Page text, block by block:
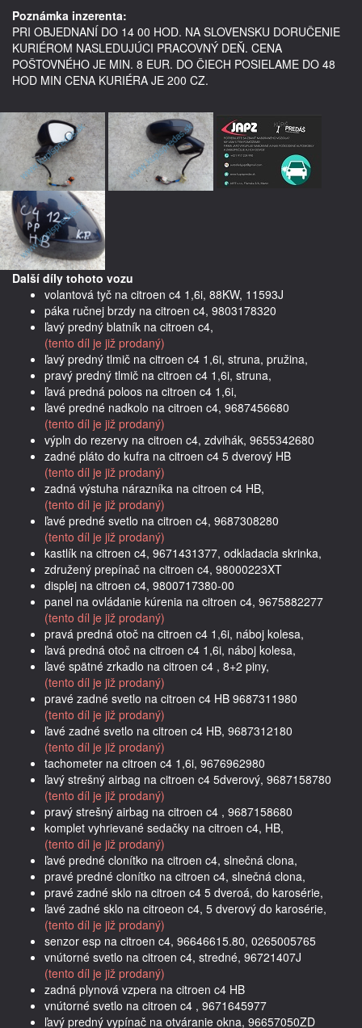
Poznámka inzerenta:
PRI OBJEDNANÍ DO 14 00 HOD. NA SLOVENSKU DORUČENIE
KURIÉROM NASLEDUJÚCI PRACOVNÝ DEŇ. CENA
POŠTOVNÉHO JE MIN. 8 EUR. DO ČIECH POSIELAME DO 48
HOD MIN CENA KURIÉRA JE 200 CZ.
Další díly tohoto vozu
volantová tyč na citroen c4 1,6i, 88KW, 11593J
páka ručnej brzdy na citroen c4, 9803178320
ľavý predný blatník na citroen c4,
(tento díl je již prodaný)
ľavý predný tlmič na citroen c4 1,6i, struna, pružina,
pravý predný tlmič na citroen c4 1,6i, struna,
ľavá predná poloos na citroen c4 1,6i,
ľavé predné nadkolo na citroen c4, 9687456680
(tento díl je již prodaný)
výpln do rezervy na citroen c4, zdvihák, 9655342680
zadné pláto do kufra na citroen c4 5 dverový HB
(tento díl je již prodaný)
zadná výstuha nárazníka na citroen c4 HB,
(tento díl je již prodaný)
ľavé predné svetlo na citroen c4, 9687308280
(tento díl je již prodaný)
kastlík na citroen c4, 9671431377, odkladacia skrinka,
združený prepínač na citroen c4, 98000223XT
displej na citroen c4, 9800717380-00
panel na ovládanie kúrenia na citroen c4, 9675882277
(tento díl je již prodaný)
pravá predná otoč na citroen c4 1,6i, náboj kolesa,
ľavá predná otoč na citroen c4 1,6i, náboj kolesa,
ľavé spätné zrkadlo na citroen c4 , 8+2 piny,
(tento díl je již prodaný)
pravé zadné svetlo na citroen c4 HB 9687311980
(tento díl je již prodaný)
ľavé zadné svetlo na citroen c4 HB, 9687312180
(tento díl je již prodaný)
tachometer na citroen c4 1,6i, 9676962980
ľavý strešný airbag na citroen c4 5dverový, 9687158780
(tento díl je již prodaný)
pravý strešný airbag na citroen c4 , 9687158680
komplet vyhrievané sedačky na citroen c4, HB,
(tento díl je již prodaný)
ľavé predné clonítko na citroen c4, slnečná clona,
pravé predné clonítko na citroen c4, slnečná clona,
pravé zadné sklo na citroen c4 5 dveroá, do karosérie,
ľavé zadné sklo na citroeon c4, 5 dverový do karosérie,
(tento díl je již prodaný)
senzor esp na citroen c4, 96646615.80, 0265005765
vnútorné svetlo na citroen c4, stredné, 96721407J
(tento díl je již prodaný)
zadná plynová vzpera na citroen c4 HB
vnútorné svetlo na citroen c4 , 9671645977
ľavý predný vypínač na otváranie okna, 96657050ZD